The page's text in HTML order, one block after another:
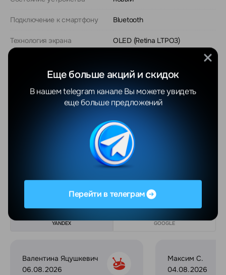
Подключение к смартфону Bluetooth
Технология экрана OLED (Retina LTPO3)
Разрешающая способность
экрана
326 ppi
Apple S10
Все отзывы
YANDEX GOOGLE
Валентина Яцушкевич
06.08.2026
Максим С.
04.08.2026
Перейти в телеграм
Еще больше акций и скидок
В нашем telegram канале Вы можете увидеть
еще больше предложений